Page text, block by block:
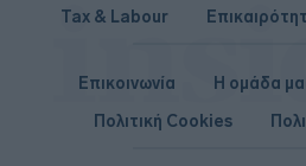
Tax & Labour
Επικοινωνία Η ομάδα
Πολιτική Cookies